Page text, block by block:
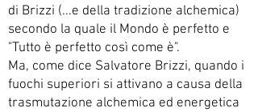
di Brizzi (...e della tradizione alchemica)
secondo la quale il Mondo è perfetto e
"Tutto è perfetto così come è".
Ma, come dice Salvatore Brizzi, quando i
fuochi superiori si attivano a causa della
trasmutazione alchemica ed energetica